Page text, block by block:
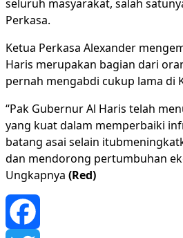
seluruh masyarakat, salah
Perkasa.
Ketua Perkasa Alexander
Haris merupakan bagian dari
pernah mengabdi cukup lama di
“Pak Gubernur Al Haris telah
yang kuat dalam memperbaiki
batang asai selain
dan mendorong pertumbuhan
Ungkapnya (Red)